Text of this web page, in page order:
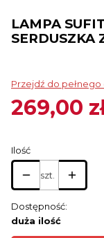
LAMPA
SERDUSZKA
Przejdź do pełnego
Cena
269,00
Ilość
szt.
Dostępność:
duża ilość